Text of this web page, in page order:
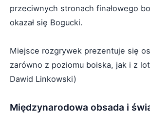
przeciwnych stronach finałowego
okazał się Bogucki.
Miejsce rozgrywek prezentuje się
zarówno z poziomu boiska, jak i z
Dawid Linkowski)
Międzynarodowa obsada i